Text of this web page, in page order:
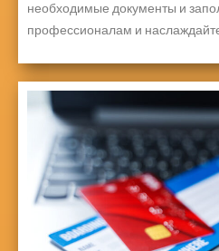
необходимые документы и
профессионалам и